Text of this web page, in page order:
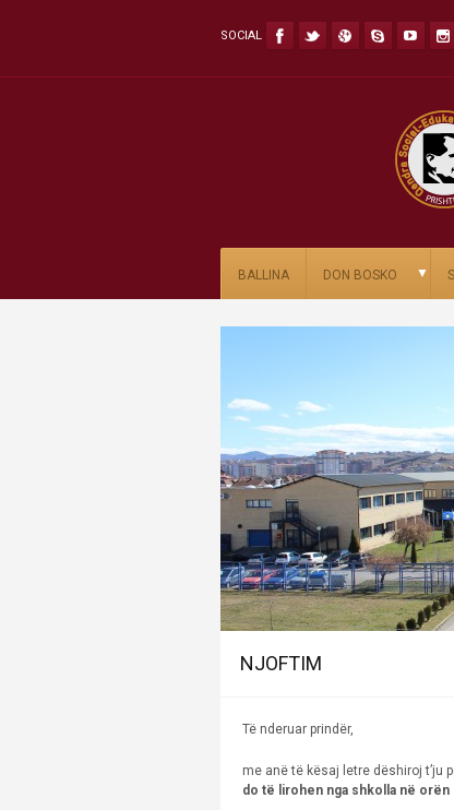
SOCIAL
BALLINA DON BOSKO ▼
NJOFTIM
Të nderuar prindër,
me anë të kësaj letre dëshiroj t’ju
do të lirohen nga shkolla në orën